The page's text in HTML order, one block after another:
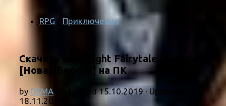
RPG Приключения
Скачать игру Light Fairytale Episode 1
[Новая Версия] на ПК
by DEMA · Published15.10.2019· Updated
18.11.2019